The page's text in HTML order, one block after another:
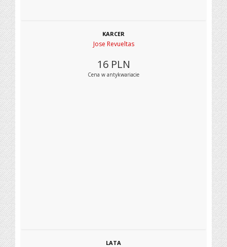
KARCER
Jose Revueltas
16 PLN
Cena w antykwariacie
LATA